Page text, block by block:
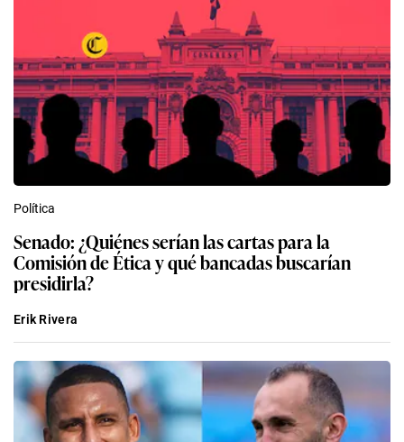
Política
Senado: ¿Quiénes serían las cartas para la
Comisión de Ética y qué bancadas buscarían
presidirla?
Erik Rivera